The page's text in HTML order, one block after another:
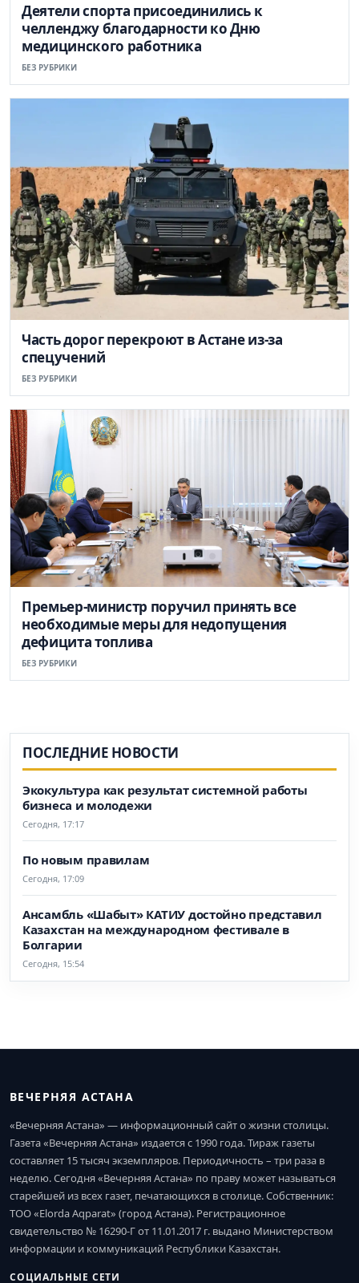
Деятели спорта присоединились к
челленджу благодарности ко Дню
медицинского работника
БЕЗ РУБРИКИ
Часть дорог перекроют в Астане из-за
спецучений
БЕЗ РУБРИКИ
Премьер-министр поручил принять все
необходимые меры для недопущения
дефицита топлива
БЕЗ РУБРИКИ
ПОСЛЕДНИЕ НОВОСТИ
Экокультура как результат системной работы
бизнеса и молодежи
Сегодня, 17:17
По новым правилам
Сегодня, 17:09
Ансамбль «Шабыт» КАТИУ достойно представил
Казахстан на международном фестивале в
Болгарии
Сегодня, 15:54
ВЕЧЕРНЯЯ АСТАНА
«Вечерняя Астана» — информационный сайт о жизни столицы.
Газета «Вечерняя Астана» издается с 1990 года. Тираж газеты
составляет 15 тысяч экземпляров. Периодичность – три раза в
неделю. Сегодня «Вечерняя Астана» по праву может называться
старейшей из всех газет, печатающихся в столице. Собственник:
ТОО «Elorda Aqparat» (город Астана). Регистрационное
свидетельство № 16290-Г от 11.01.2017 г. выдано Министерством
информации и коммуникаций Республики Казахстан.
СОЦИАЛЬНЫЕ СЕТИ